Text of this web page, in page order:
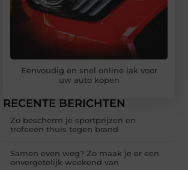
Eenvoudig en snel online lak voor
uw auto kopen
RECENTE BERICHTEN
Zo bescherm je sportprijzen en
trofeeën thuis tegen brand
Samen even weg? Zo maak je er een
onvergetelijk weekend van